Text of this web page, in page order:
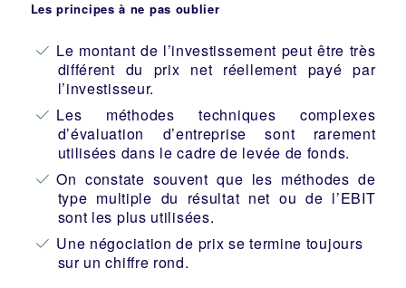
Les principes à ne pas oublier
Le montant de l’investissement peut être très
différent du prix net réellement payé par
l’investisseur.
Les méthodes techniques complexes
d’évaluation d’entreprise sont rarement
utilisées dans le cadre de levée de fonds.
On constate souvent que les méthodes de
type multiple du résultat net ou de l’EBIT
sont les plus utilisées.
Une négociation de prix se termine toujours
sur un chiffre rond.